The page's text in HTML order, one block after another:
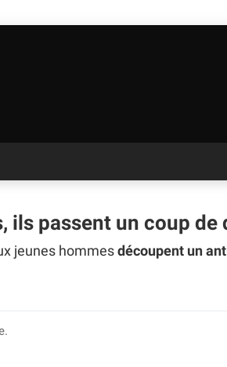
ils passent un coup
jeunes hommesdécoupent un